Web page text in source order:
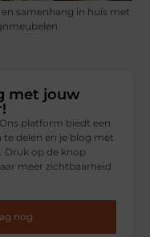
en samenhang in huis met
met jouw
platform biedt een
delen en je blog met
Druk op de knop
meer zichtbaarheid
nog